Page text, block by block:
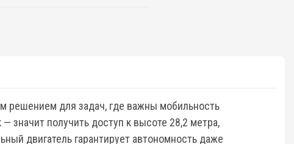
решением для задач, где важны мобильность
значит получить доступ к высоте 28,2 метра,
двигатель гарантирует автономность даже